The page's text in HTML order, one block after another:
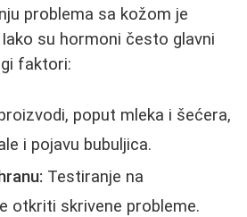
problema sa kožom je
Iako su hormoni često glavni
faktori:
poput mleka i šećera,
i pojavu bubuljica.
Testiranje na
otkriti skrivene probleme.